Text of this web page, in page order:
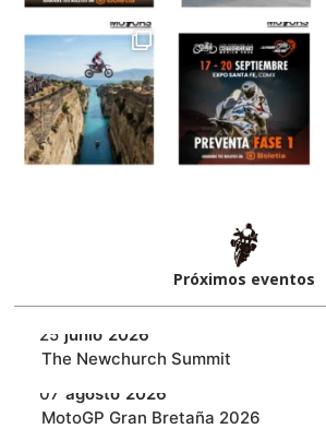
Próximos eventos​
25 junio 2026
‎The Newchurch Summit
07 agosto 2026
MotoGP Gran Bretaña 2026